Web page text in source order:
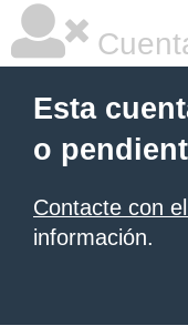
Esta
o
Contacte con
información.